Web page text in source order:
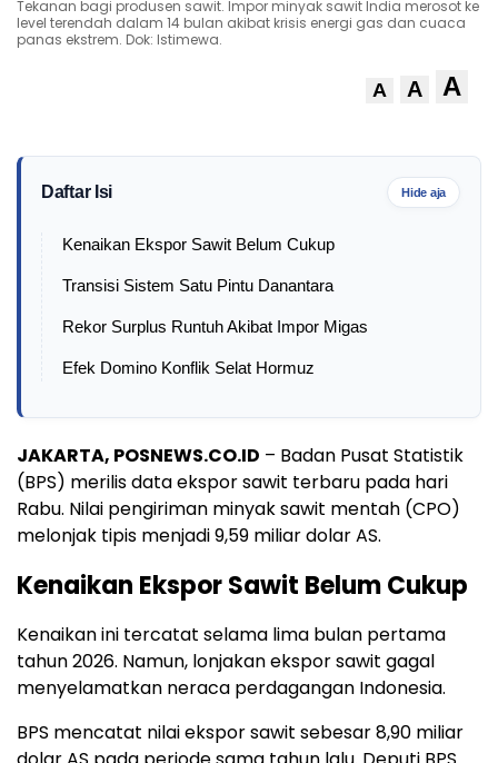
Tekanan bagi produsen sawit. Impor minyak sawit India merosot ke
level terendah dalam 14 bulan akibat krisis energi gas dan cuaca
panas ekstrem. Dok: Istimewa.
A A A
Daftar Isi Hide aja
Kenaikan Ekspor Sawit Belum Cukup
Transisi Sistem Satu Pintu Danantara
Rekor Surplus Runtuh Akibat Impor Migas
Efek Domino Konflik Selat Hormuz
JAKARTA, POSNEWS.CO.ID – Badan Pusat Statistik
(BPS) merilis data ekspor sawit terbaru pada hari
Rabu. Nilai pengiriman minyak sawit mentah (CPO)
melonjak tipis menjadi 9,59 miliar dolar AS.
Kenaikan Ekspor Sawit Belum Cukup
Kenaikan ini tercatat selama lima bulan pertama
tahun 2026. Namun, lonjakan ekspor sawit gagal
menyelamatkan neraca perdagangan Indonesia.
BPS mencatat nilai ekspor sawit sebesar 8,90 miliar